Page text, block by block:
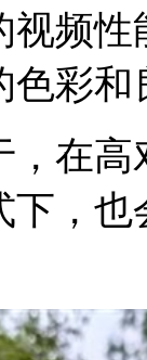
视频
色彩
在高
下，